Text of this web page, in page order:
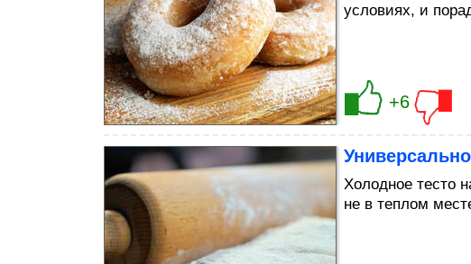
условиях, и
+6
Холодное тесто
не в теплом